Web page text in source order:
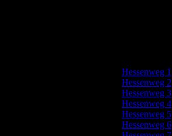
Hessenweg 1
Hessenweg 2
Hessenweg 3
Hessenweg 4
Hessenweg 5
Hessenweg 6